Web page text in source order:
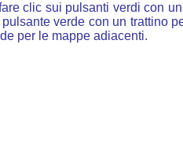
clic sui pulsanti verdi con
verde con un trattino
per le mappe adiacenti.